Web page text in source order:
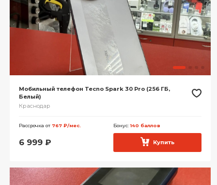
Мобильный телефон Tecno Spark 30 Pro (256 ГБ,
Белый)
Краснодар
Рассрочка от 767 ₽/мес. Бонус:140 баллов
6 999 ₽ Купить